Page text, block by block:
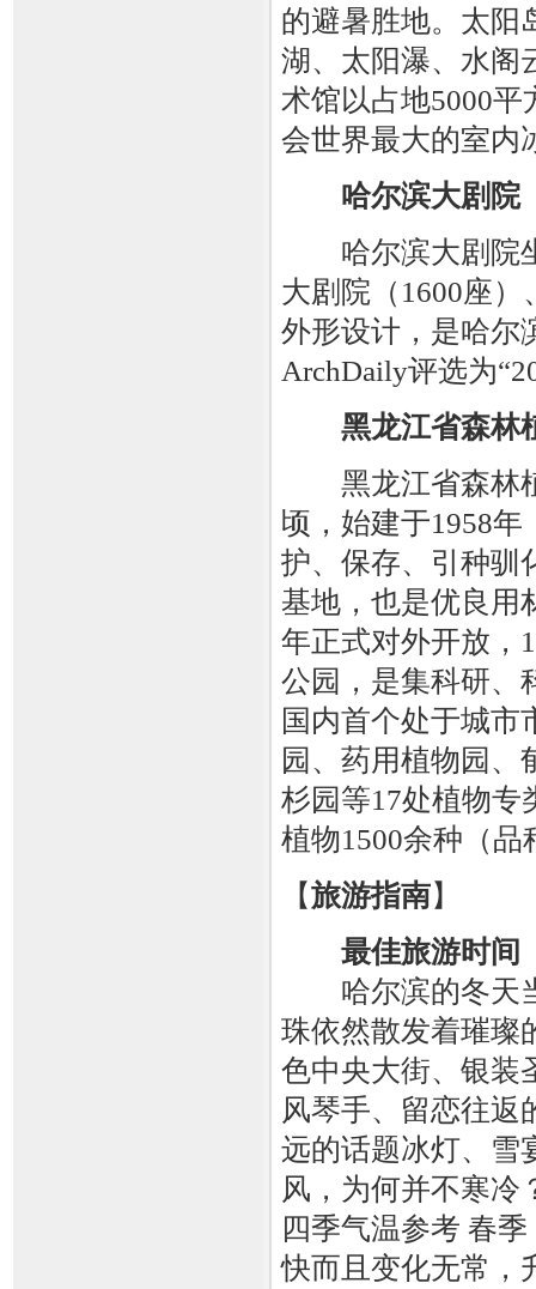
的避暑胜地。太阳
湖、太阳瀑、水阁
术馆以占地5000
会世界最大的室内
哈尔滨大剧院
哈尔滨大剧院坐
大剧院（1600座
外形设计，是哈尔
ArchDaily评选为
黑龙江省森林
黑龙江省森林植
顷，始建于1958
护、保存、引种驯
基地，也是优良用
年正式对外开放，
公园，是集科研、
国内首个处于城市
园、药用植物园、
杉园等17处植物专
植物1500余种（
【旅游指南】
最佳旅游时间
哈尔滨的冬天当
珠依然散发着璀璨
色中央大街、银装
风琴手、留恋往
远的话题冰灯、
风，为何并不寒冷
四季气温参考 春
快而且变化无常，